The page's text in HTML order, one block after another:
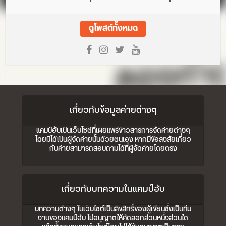
ดูโพสต์ทั้งหมด
เกี่ยวกับข้อมูลค่ายต่างๆ
แคมป์ฮับเป็นเว็บไซต์ที่เผยแพร่ข่าวสารการจัดค่ายต่างๆ
โดยมิได้เป็นผู้จัดค่ายนั้นด้วยตนเอง หากมีข้อสงสัยเกี่ยว
กับค่ายสามารถสอบถามได้ที่ผู้จัดค่ายโดยตรง
เกี่ยวกับบทความในแคมป์ฮับ
บทความต่างๆ ในเว็บไซต์เป็นลิขสิทธิ์ของผู้เขียนซึ่งเป็นทีม
งานของแคมป์ฮับ ไม่อนุญาตให้คัดลอกส่วนหนึ่งส่วนใด